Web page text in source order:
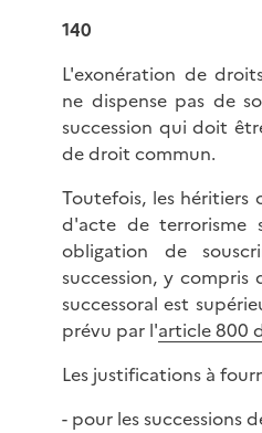
140
L'exonération de
ne dispense pas de
succession qui doit
de droit commun.
Toutefois, les héritiers
d'acte de terrorisme
obligation de
succession, y
successoral est
prévu par l'article 800
Les justifications à
- pour les successions